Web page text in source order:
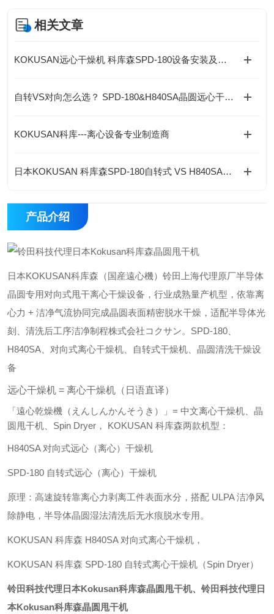
相关文章
KOKUSAN远心干燥机 科库森SPD-180设备安装及操作维保注意事项
自转VS对向怎么选？ SPD-180&H840SA晶圆远心干燥机全维度技术选型
KOKUSAN科库---离心设备专业制造商
日本KOKUSAN 科库森SPD-180自转式 VS H840SA对向式远心干燥机 全解析
产品介绍
日本KOKUSAN科库森（国産遠心機）铃田上海代理原厂半导体
晶圆专用对向式甩干离心干燥设备，行业成熟量产机型，依靠离
心力 + 洁净气流协同完成晶圆表面精密脱水干燥，适配半导体光
刻、清洗后工序洁净制程株式会社コクサン。SPD-180、
H840SA、对向式离心干燥机、自转式干燥机、晶圆清洗干燥设
备
远心干燥机 = 离心干燥机（日语直译）
「遠心乾燥機（えんしんかんそうき）」= 中文离心干燥机、晶
圆甩干机、Spin Dryer ， KOKUSAN 科库森两款机型：
H840SA 对向式远心（离心）干燥机
SPD-180 自转式远心（离心）干燥机
原理：高速旋转靠离心力剥离工件表面水分，搭配 ULPA 洁净风
除静电，半导体晶圆湿法清洗后无水痕脱水专用。
KOKUSAN 科库森 H840SA 对向式离心干燥机，
KOKUSAN 科库森 SPD-180 自转式离心干燥机（Spin Dryer）
铃田科技代理日本Kokusan科库森晶圆甩干机、铃田科技代理日
本Kokusan科库森晶圆甩干机